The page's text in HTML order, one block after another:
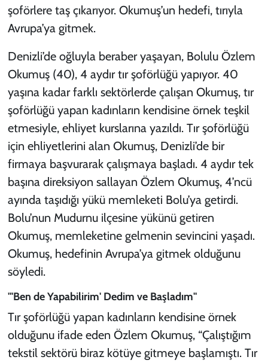
şoförlere taş çıkarıyor. Okumuş’un hedefi, tırıyla
Avrupa’ya gitmek.
Denizli’de oğluyla beraber yaşayan, Bolulu Özlem
Okumuş (40), 4 aydır tır şoförlüğü yapıyor. 40
yaşına kadar farklı sektörlerde çalışan Okumuş, tır
şoförlüğü yapan kadınların kendisine örnek teşkil
etmesiyle, ehliyet kurslarına yazıldı. Tır şoförlüğü
için ehliyetlerini alan Okumuş, Denizli’de bir
firmaya başvurarak çalışmaya başladı. 4 aydır tek
başına direksiyon sallayan Özlem Okumuş, 4’ncü
ayında taşıdığı yükü memleketi Bolu’ya getirdi.
Bolu’nun Mudurnu ilçesine yükünü getiren
Okumuş, memleketine gelmenin sevincini yaşadı.
Okumuş, hedefinin Avrupa’ya gitmek olduğunu
söyledi.
"'Ben de Yapabilirim' Dedim ve Başladım"
Tır şoförlüğü yapan kadınların kendisine örnek
olduğunu ifade eden Özlem Okumuş, “Çalıştığım
tekstil sektörü biraz kötüye gitmeye başlamıştı. Tır